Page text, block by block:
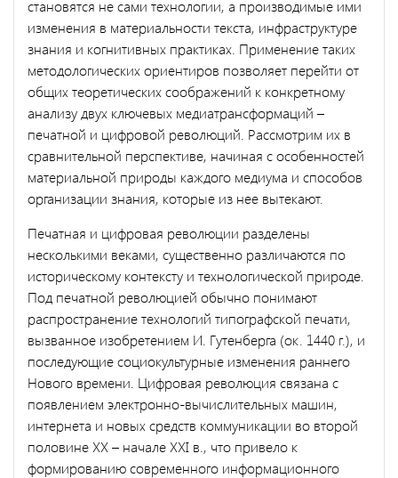
становятся не сами технологии, а производимые ими
изменения в материальности текста, инфраструктуре
знания и когнитивных практиках. Применение таких
методологических ориентиров позволяет перейти от
общих теоретических соображений к конкретному
анализу двух ключевых медиатрансформаций –
печатной и цифровой революций. Рассмотрим их в
сравнительной перспективе, начиная с особенностей
материальной природы каждого медиума и способов
организации знания, которые из нее вытекают.
Печатная и цифровая революции разделены
несколькими веками, существенно различаются по
историческому контексту и технологической природе.
Под печатной революцией обычно понимают
распространение технологий типографской печати,
вызванное изобретением И. Гутенберга (ок. 1440 г.), и
последующие социокультурные изменения раннего
Нового времени. Цифровая революция связана с
появлением электронно-вычислительных машин,
интернета и новых средств коммуникации во второй
половине XX – начале XXI в., что привело к
формированию современного информационного